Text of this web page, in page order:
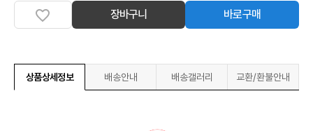
장바구니 바로구매
상품상세정보 배송안내 배송갤러리 교환/환불안내